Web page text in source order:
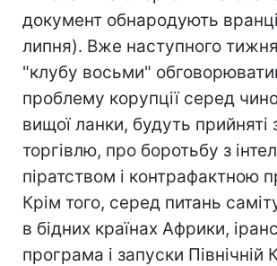
документ обнародують
липня). Вже наступного
"клубу восьми"
проблему корупції серед
вищої ланки, будуть прийняті
торгівлю, про боротьбу з
піратством і контрафактною
Крім того, серед питань
в бідних країнах Африки,
програма і запуски Північній